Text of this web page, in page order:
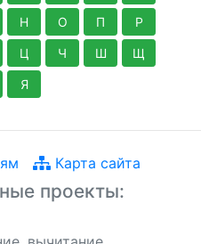
Н О П Р
Ц Ч Ш Щ
Я
Карта сайта
проекты: